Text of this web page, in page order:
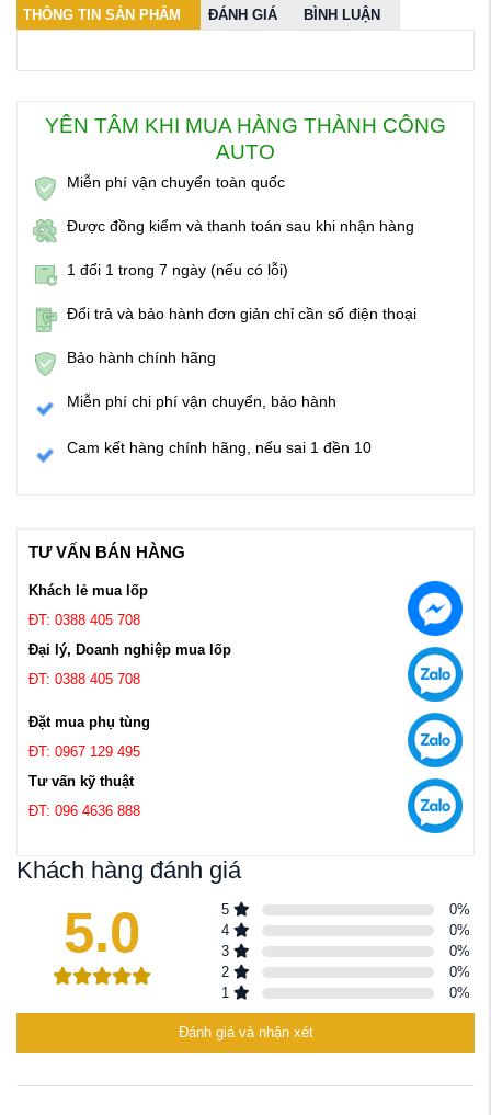
THÔNG TIN SẢN PHẨM ĐÁNH GIÁ BÌNH LUẬN
YÊN TÂM KHI MUA HÀNG THÀNH CÔNG
AUTO
Miễn phí vận chuyển toàn quốc
Được đồng kiểm và thanh toán sau khi nhận hàng
1 đổi 1 trong 7 ngày (nếu có lỗi)
Đổi trả và bảo hành đơn giản chỉ cần số điện thoại
Bảo hành chính hãng
Miễn phí chi phí vận chuyển, bảo hành
Cam kết hàng chính hãng, nếu sai 1 đền 10
TƯ VẤN BÁN HÀNG
Khách lẻ mua lốp
ĐT: 0388 405 708
Đại lý, Doanh nghiệp mua lốp
ĐT: 0388 405 708
Đặt mua phụ tùng
ĐT: 0967 129 495
Tư vấn kỹ thuật
ĐT: 096 4636 888
Khách hàng đánh giá
5.0 5 0%
4
0%
3
0%
2
0%
1
0%
Đánh giá và nhận xét